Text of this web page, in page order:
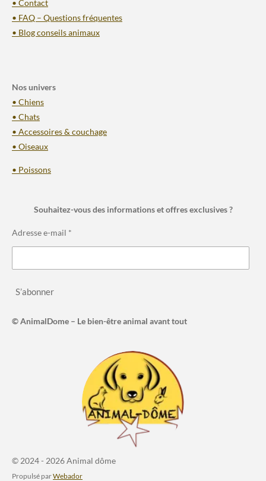
• Contact
• FAQ – Questions fréquentes
• Blog conseils animaux
Nos univers
• Chiens
• Chats
• Accessoires & couchage
• Oiseaux
• Poissons
Souhaitez-vous des informations et offres exclusives ?
Adresse e-mail *
S’abonner
© AnimalDome – Le bien-être animal avant tout
© 2024 - 2026 Animal dôme
Propulsé parWebador